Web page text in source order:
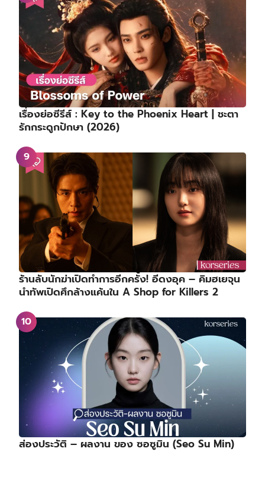
เรื่องย่อซีรีส์ : Key to the Phoenix Heart | ชะตา
รักกระดูกปักษา (2026)
ร้านลับนักฆ่าเปิดทำการอีกครั้ง! อีดงอุค – คิมฮเยจุน
นำทัพเปิดศึกล้างแค้นใน A Shop for Killers 2
ส่องประวัติ – ผลงาน ของ ซอซูมิน (Seo Su Min)